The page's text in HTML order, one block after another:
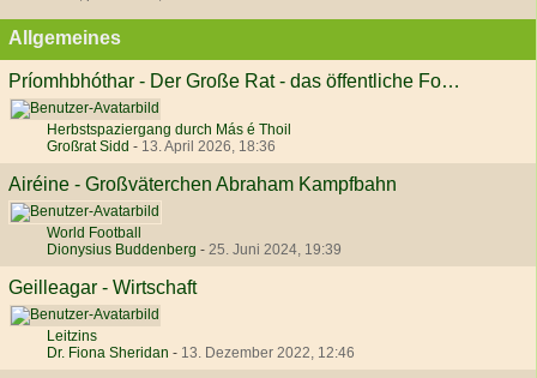
Allgemeines
Príomhbhóthar - Der Große Rat - das öffentliche Forum
Herbstspaziergang durch Más é Thoil
Großrat Sidd - 13. April 2026, 18:36
Airéine - Großväterchen Abraham Kampfbahn
World Football
Dionysius Buddenberg - 25. Juni 2024, 19:39
Geilleagar - Wirtschaft
Leitzins
Dr. Fiona Sheridan - 13. Dezember 2022, 12:46